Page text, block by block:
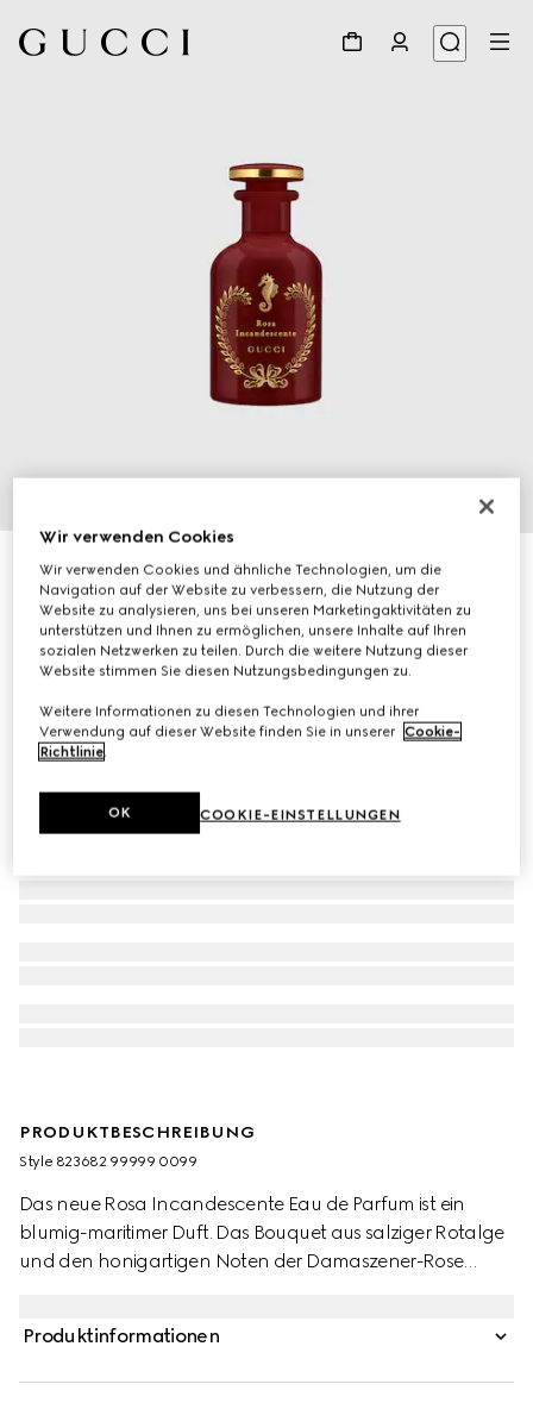
The Alchemist's Garden, Rosa Incandescente, 50 ml, Eau
de Parfum
CHF 304
PRODUKTBESCHREIBUNG
Style ‎823682 99999 0099
Das neue Rosa Incandescente Eau de Parfum ist ein
blumig-maritimer Duft. Das Bouquet aus salziger Rotalge
und den honigartigen Noten der Damaszener-Rose
Rotalge zu bewahren, wird ihre Essenz durch einen
Produktinformationen
Wir verwenden Cookies
Wir verwenden Cookies und ähnliche Technologien, um die
Navigation auf der Website zu verbessern, die Nutzung der
Website zu analysieren, uns bei unseren Marketingaktivitäten zu
unterstützen und Ihnen zu ermöglichen, unsere Inhalte auf Ihren
sozialen Netzwerken zu teilen. Durch die weitere Nutzung dieser
Website stimmen Sie diesen Nutzungsbedingungen zu.
Weitere Informationen zu diesen Technologien und ihrer
Verwendung auf dieser Website finden Sie in unserer Cookie-
Richtlinie.
COOKIE-EINSTELLUNGEN
OK